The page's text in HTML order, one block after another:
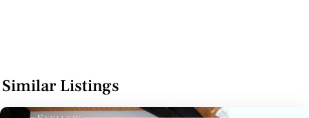
Similar Listings